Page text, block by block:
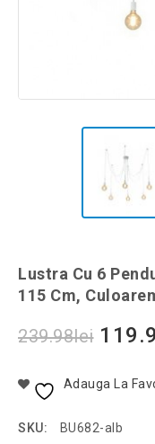
Lustra Cu 6
115 Cm,
239.98lei
Adauga La
SKU:
BU682-alb